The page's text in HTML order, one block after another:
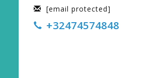
[email protected]
+32474574848